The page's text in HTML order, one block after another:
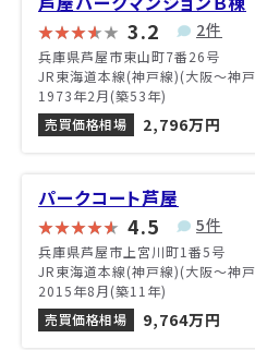
3.2 2件
兵庫県芦屋市東山町7番26号
JR東海道本線(神戸線)(大阪～神戸
1973年2月(築53年)
売買価格相場
2,796万円
パークコート芦屋
4.5 5件
兵庫県芦屋市上宮川町1番5号
JR東海道本線(神戸線)(大阪～神戸
2015年8月(築11年)
売買価格相場
9,764万円